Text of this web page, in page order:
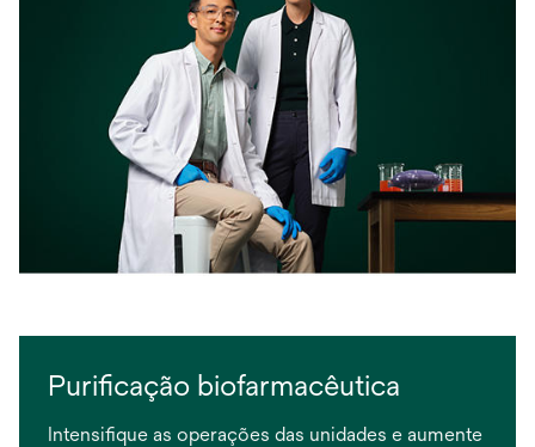
Purificação biofarmacêutica
Intensifique as operações das unidades e aumente